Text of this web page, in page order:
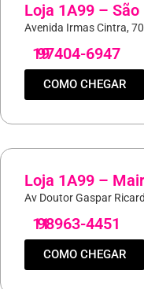
Loja 1A99 –
Avenida Irmas Cintra,
19
97404-6947
COMO CHEGAR
Loja 1A99 –
Av Doutor Gaspar
11
98963-4451
COMO CHEGAR